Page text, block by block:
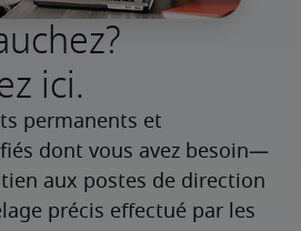
ici.
permanents et
dont vous avez besoin—
aux postes de direction
précis effectué par les